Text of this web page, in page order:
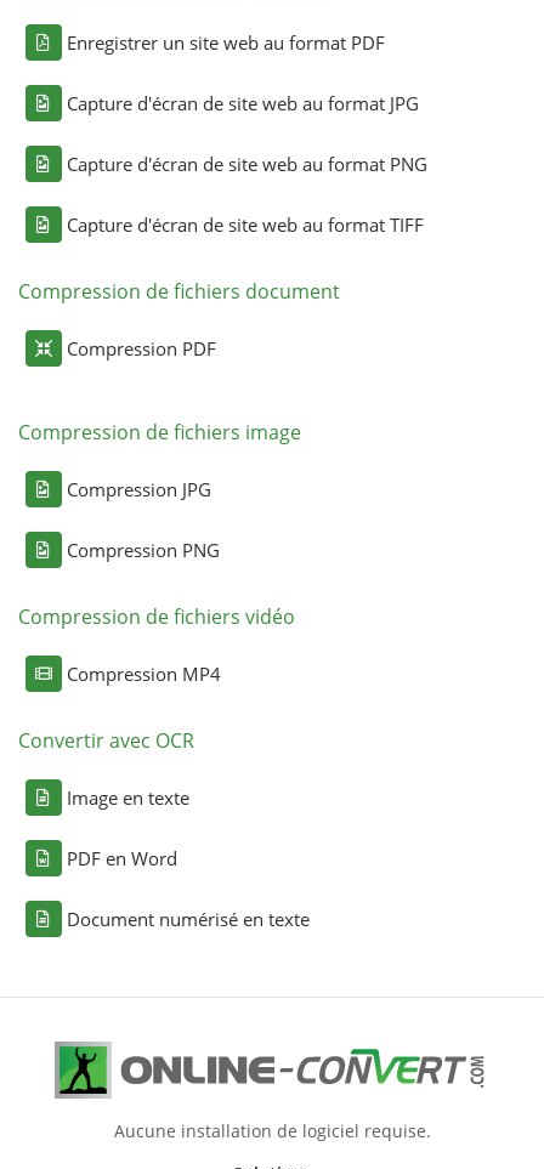
Enregistrer un site web au format PDF
Capture d'écran de site web au format JPG
Capture d'écran de site web au format PNG
Capture d'écran de site web au format TIFF
Compression de fichiers document
Compression PDF
Compression de fichiers image
Compression JPG
Compression PNG
Compression de fichiers vidéo
Compression MP4
Convertir avec OCR
Image en texte
PDF en Word
Document numérisé en texte
Aucune installation de logiciel requise.